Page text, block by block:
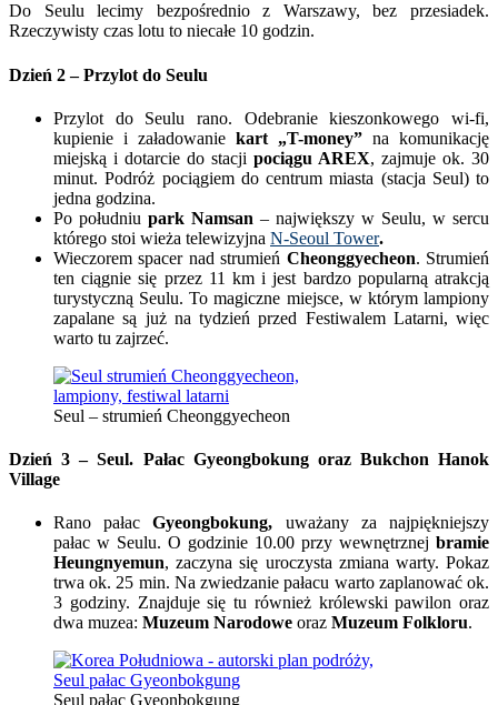
Do Seulu lecimy bezpośrednio z Warszawy, bez przesiadek.
Rzeczywisty czas lotu to niecałe 10 godzin.
Dzień 2 – Przylot do Seulu
Przylot do Seulu rano. Odebranie kieszonkowego wi-fi,
kupienie i załadowanie kart „T-money” na komunikację
miejską i dotarcie do stacji pociągu AREX, zajmuje ok. 30
minut. Podróż pociągiem do centrum miasta (stacja Seul) to
jedna godzina.
Po południu park Namsan – największy w Seulu, w sercu
którego stoi wieża telewizyjna N-Seoul Tower.
Wieczorem spacer nad strumień Cheonggyecheon. Strumień
ten ciągnie się przez 11 km i jest bardzo popularną atrakcją
turystyczną Seulu. To magiczne miejsce, w którym lampiony
zapalane są już na tydzień przed Festiwalem Latarni, więc
warto tu zajrzeć.
Seul – strumień Cheonggyecheon
Dzień 3 – Seul. Pałac Gyeongbokung oraz Bukchon Hanok
Village
Rano pałacGyeongbokung, uważany za najpiękniejszy
pałac w Seulu. O godzinie 10.00 przy wewnętrznej bramie
Heungnyemun, zaczyna się uroczysta zmiana warty. Pokaz
trwa ok. 25 min. Na zwiedzanie pałacu warto zaplanować ok.
3 godziny. Znajduje się tu również królewski pawilon oraz
dwa muzea: Muzeum Narodowe oraz Muzeum Folkloru.
Seul pałac Gyeonbokgung